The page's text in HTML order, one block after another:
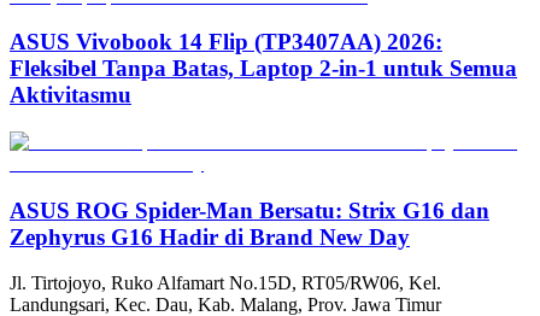
ASUS Vivobook 14 Flip (TP3407AA) 2026:
Fleksibel Tanpa Batas, Laptop 2-in-1 untuk Semua
Aktivitasmu
ASUS ROG Spider-Man Bersatu: Strix G16 dan
Zephyrus G16 Hadir di Brand New Day
Jl. Tirtojoyo, Ruko Alfamart No.15D, RT05/RW06, Kel.
Landungsari, Kec. Dau, Kab. Malang, Prov. Jawa Timur